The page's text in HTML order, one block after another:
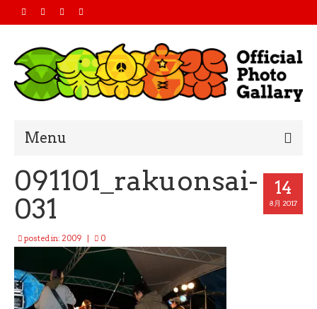
Menu
Home
2019
2018
2016
14
8月 2017
091101_rakuonsai-
031
posted in: 2009 0